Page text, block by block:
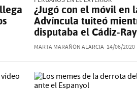
¿Jugó con el móvil en
Advíncula tuiteó
disputaba el Cádiz-
MARTA MARAÑÓN ALARCIA 14/06/2020